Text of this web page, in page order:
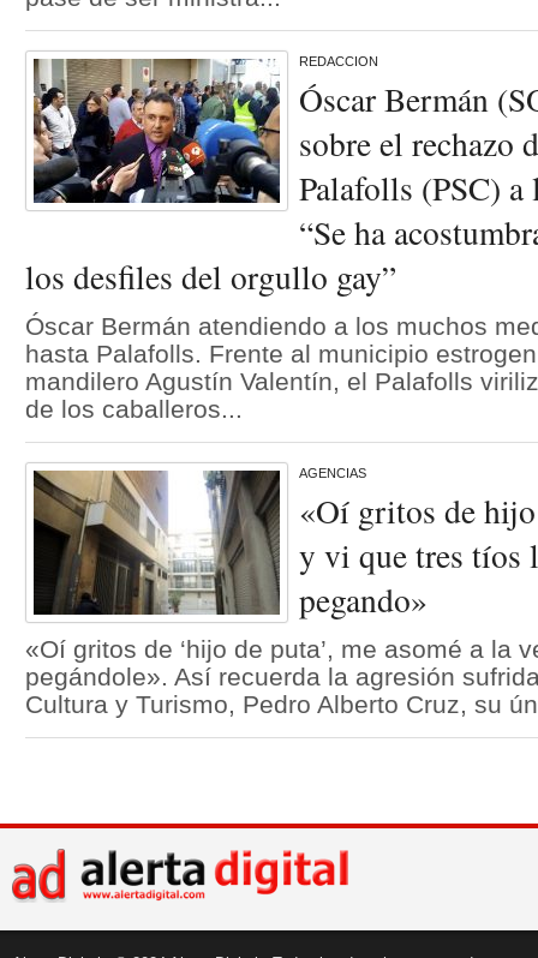
REDACCION
Óscar Bermán
sobre el rechazo
Palafolls (PSC)
“Se ha
los desfiles del orgullo gay”
Óscar Bermán atendiendo a los muchos
hasta Palafolls. Frente al municipio
mandilero Agustín Valentín, el Palafolls
de los caballeros...
AGENCIAS
«Oí gritos de
y vi que tres tíos
pegando»
«Oí gritos de ‘hijo de puta’, me asomé a la
pegándole». Así recuerda la agresión
Cultura y Turismo, Pedro Alberto Cruz, su